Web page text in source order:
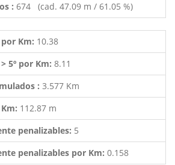
: 674 (cad. 47.09 m / 61.05 %)
Km: 10.38
5º por Km: 8.11
: 3.577 Km
112.87 m
penalizables: 5
penalizables por Km: 0.158